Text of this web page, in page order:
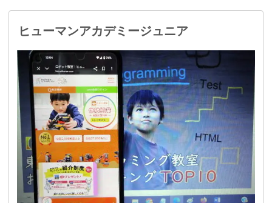
ヒューマンアカデミージュニア